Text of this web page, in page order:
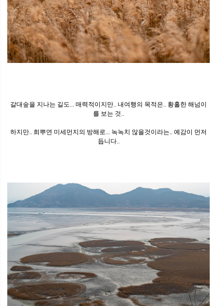
갈대숲을 지나는 길도... 매력적이지만.. 내여행의 목적은.. 황홀한 해넘이
를 보는 것..
하지만.. 희뿌연 미세먼지의 방해로... 녹녹치 않을것이라는.. 예감이 먼저
듭니다..